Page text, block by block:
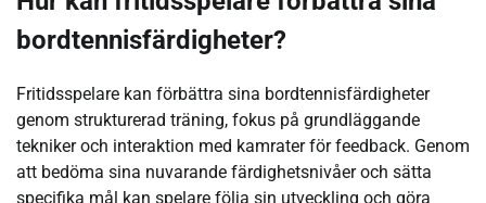
bordtennisfärdigheter?
Fritidsspelare kan förbättra sina bordtennisfärdigheter
genom strukturerad träning, fokus på grundläggande
tekniker och interaktion med kamrater för feedback. Genom
att bedöma sina nuvarande färdighetsnivåer och sätta
specifika mål kan spelare följa sin utveckling och göra